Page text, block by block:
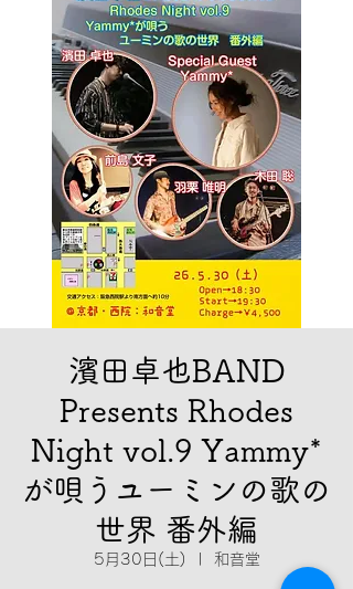
濱田卓也BAND
Presents Rhodes
Night vol.9 Yammy*
が唄うユーミンの歌の
世界 番外編
5月30日(土) 和音堂